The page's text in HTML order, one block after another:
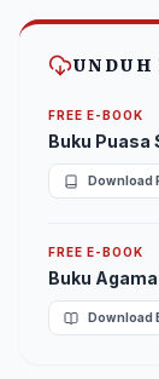
UNDUH
FREE E-BOOK
Buku Puasa
Download
FREE E-BOOK
Buku
Download